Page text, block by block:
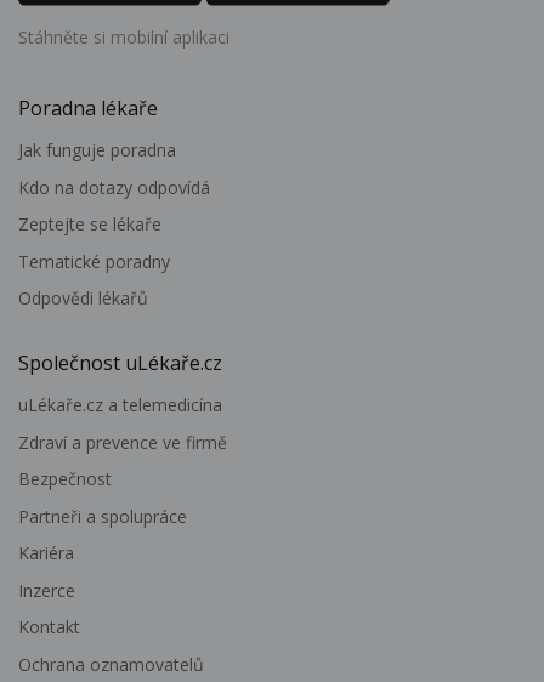
Stáhněte si mobilní aplikaci
Poradna lékaře
Jak funguje poradna
Kdo na dotazy odpovídá
Zeptejte se lékaře
Tematické poradny
Odpovědi lékařů
Společnost uLékaře.cz
uLékaře.cz a telemedicína
Zdraví a prevence ve firmě
Bezpečnost
Partneři a spolupráce
Kariéra
Inzerce
Kontakt
Ochrana oznamovatelů